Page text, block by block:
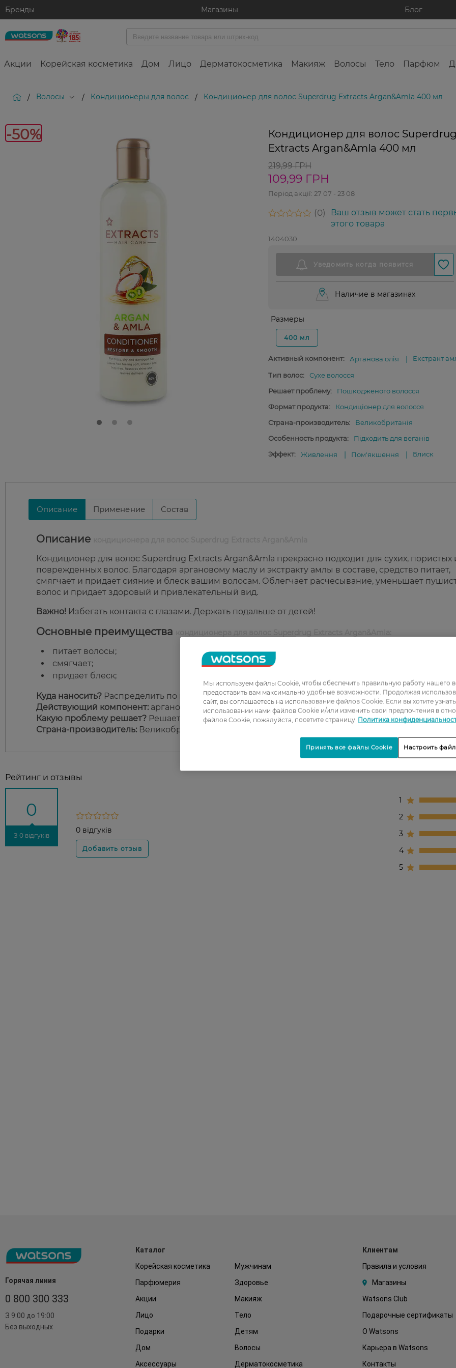
Бренды Магазины Блог
Акции Корейская косметика Дом Лицо Дерматокосметика Макияж Волосы Тело Парфюм
/ Волосы / Кондиционеры для волос / Кондиционер для волос Superdrug Extracts Argan&Amla 400 мл
-50%
Кондиционер для волос Superdrug
Extracts Argan&Amla 400 мл
219,99 ГРН
109,99 ГРН
Період акції: 27 07 - 23 08
0
Ваш отзыв может стать
этого товара
1404030
Наличие в магазинах
Размеры
400 мл
Активный компонент: Арганова олія Екстракт
Тип волос:
Сухе волосся
Решает проблему:
Пошкодженого волосся
Формат продукта:
Кондиціонер для волосся
Страна-производитель:
Великобританія
Особенность продукта:
Підходить для веганів
Эффект:
Живлення Пом'якшення Блиск
Описание Применение Состав
Описание
Кондиционер для волос Superdrug Extracts Argan&Amla прекрасно подходит для сухих, пористых
поврежденных волос. Благодаря аргановому маслу и экстракту амлы в составе, средство питает,
смягчает и придает сияние и блеск вашим волосам. Облегчает расчесывание, уменьшает
волос и придает здоровый и привлекательный вид.
Важно! Избегать контакта с глазами. Держать подальше от детей!
Основные преимущества кондиционера для волос Superdrug Extracts Argan&Amla:
питает волосы;
смягчает;
придает блеск;
Куда наносить? Распределить по всей длине.
Действующий компонент: аргановое масло и экстракт амлы.
Какую проблему решает? Решает проблемы сухости и пористости волос.
Страна-производитель: Великобритания.
Рейтинг и отзывы
0
З 0 відгуків
0 відгуків
1
2
3
4
5
Горячая линия
0 800 300 333
З 9:00 до 19:00
Без выходных
Каталог
Корейская косметика
Мужчинам
Парфюмерия
Здоровье
Акции
Макияж
Лицо
Тело
Подарки
Детям
Дом
Волосы
Аксессуары
Дерматокосметика
Клиентам
Правила и условия
Магазины
Watsons Club
Подарочные сертификаты
О Watsons
Карьера в Watsons
Контакты
Мы используем файлы Cookie, чтобы обеспечить правильную работу нашего
предоставить вам максимально удобные возможности. Продолжая
сайт, вы соглашаетесь на использование файлов Cookie. Если вы хотите
использовании нами файлов Cookie и/или изменить свои предпочтения в
файлов Cookie, пожалуйста, посетите страницу Политика
Настроить
Принять все файлы Cookie